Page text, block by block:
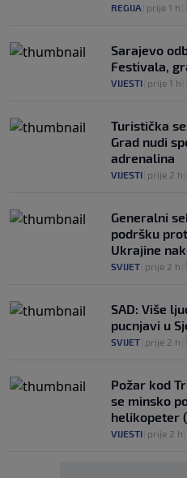
REGIJA prije 1 h
Sarajevo
Festivala,
VIJESTI prije 1 h
Turistička
Grad nudi
adrenalina
VIJESTI prije 2 h
Generalni
podršku
Ukrajine
SVIJET prije 2 h
SAD: Više
pucnjavi u
SVIJET prije 2 h
Požar kod
se minsko
helikopeter
VIJESTI prije 2 h